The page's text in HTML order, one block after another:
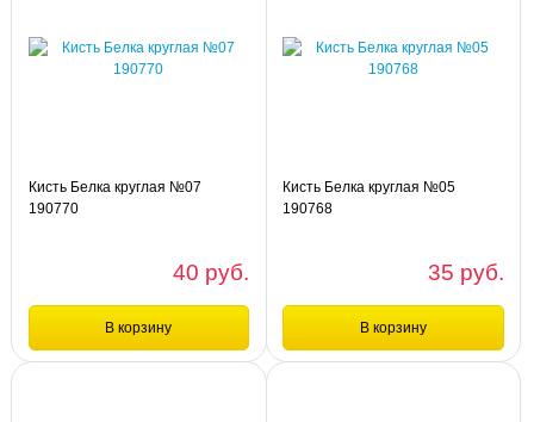
Кисть Белка круглая №10 190773 Кисть Белка круглая №08 190771
Кисть Белка круглая №07
190770
40 руб.
В корзину
Кисть Белка круглая №05
190768
35 руб.
В корзину